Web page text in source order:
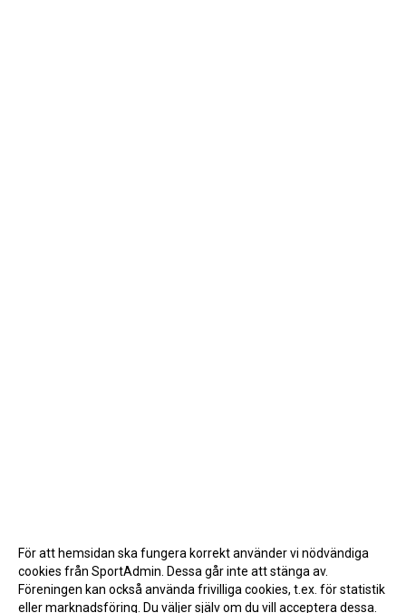
För att hemsidan ska fungera korrekt använder vi nödvändiga
cookies från SportAdmin. Dessa går inte att stänga av.
Föreningen kan också använda frivilliga cookies, t.ex. för statistik
eller marknadsföring. Du väljer själv om du vill acceptera dessa.